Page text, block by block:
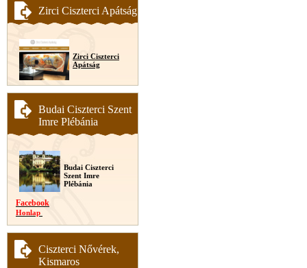
Zirci Ciszterci Apátság
Zirci Ciszterci
Apátság
Budai Ciszterci Szent
Imre Plébánia
Budai Ciszterci
Szent Imre
Plébánia
Facebook
Honlap
Ciszterci Nővérek,
Kismaros